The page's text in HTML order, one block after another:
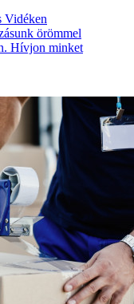
Vidéken
örömmel
Hívjon minket